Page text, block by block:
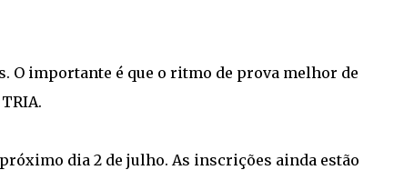
O importante é que o ritmo de prova melhor de
dia 2 de julho. As inscrições ainda estão